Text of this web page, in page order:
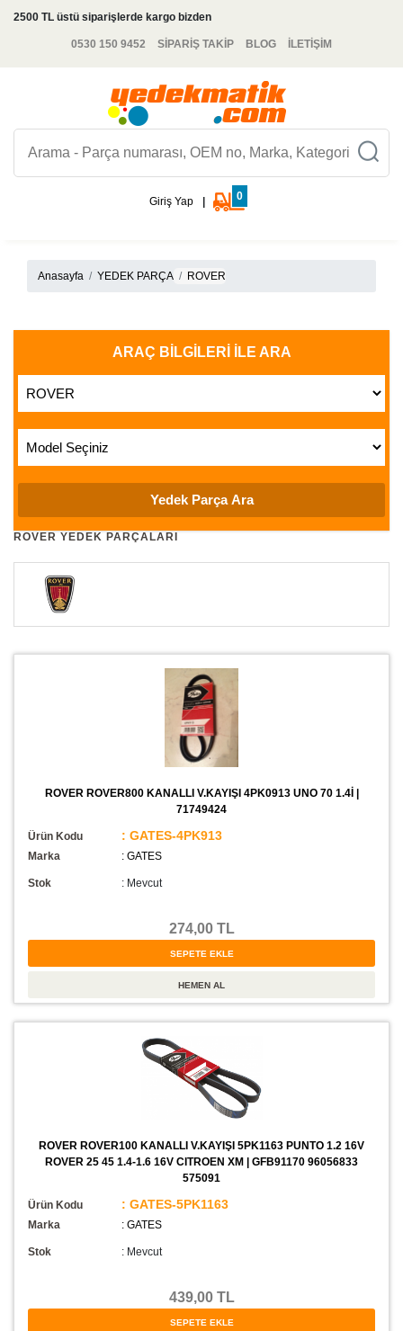
2500 TL üstü siparişlerde kargo bizden
0530 150 9452 SİPARİŞ TAKİP BLOG İLETİŞİM
Giriş Yap 0
Anasayfa YEDEK PARÇA ROVER
ARAÇ BILGILERI İLE ARA
ROVER YEDEK PARÇALARI
ROVER ROVER800 KANALLI V.KAYIŞI 4PK0913 UNO 70 1.4İ |
71749424
Ürün Kodu : GATES-4PK913
Marka : GATES
Stok : Mevcut
274,00 TL
ROVER ROVER100 KANALLI V.KAYIŞI 5PK1163 PUNTO 1.2 16V
ROVER 25 45 1.4-1.6 16V CITROEN XM | GFB91170 96056833
575091
Ürün Kodu : GATES-5PK1163
Marka : GATES
Stok : Mevcut
439,00 TL